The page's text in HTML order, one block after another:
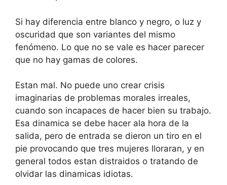
Si hay diferencia entre blanco y negro, o luz y
oscuridad que son variantes del mismo
fenómeno. Lo que no se vale es hacer parecer
que no hay gamas de colores.
Estan mal. No puede uno crear crisis
imaginarias de problemas morales irreales,
cuando son incapaces de hacer bien su trabajo.
Esa dinamica se debe hacer ala hora de la
salida, pero de entrada se dieron un tiro en el
pie provocando que tres mujeres lloraran, y en
general todos estan distraidos o tratando de
olvidar las dinamicas idiotas.